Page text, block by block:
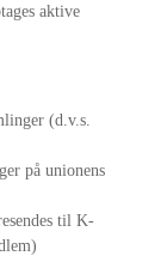
aktive
(d.v.s.
på unionens
til K-